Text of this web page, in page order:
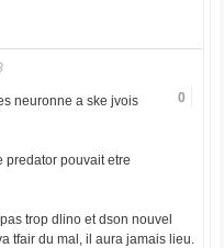
0
neuronne a ske jvois
predator pouvait etre
trop dlino et dson nouvel
tfair du mal, il aura jamais lieu.